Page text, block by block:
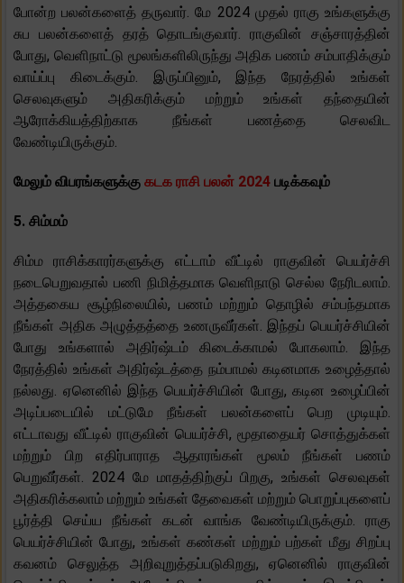
போன்ற பலன்களைத் தருவார். மே 2024 முதல் ராகு உங்களுக்கு
சுப பலன்களைத் தரத் தொடங்குவார். ராகுவின் சஞ்சாரத்தின்
போது, ​​வெளிநாட்டு மூலங்களிலிருந்து அதிக பணம் சம்பாதிக்கும்
வாய்ப்பு கிடைக்கும். இருப்பினும், இந்த நேரத்தில் உங்கள்
செலவுகளும் அதிகரிக்கும் மற்றும் உங்கள் தந்தையின்
ஆரோக்கியத்திற்காக நீங்கள் பணத்தை செலவிட
வேண்டியிருக்கும்.
மேலும் விபரங்களுக்கு கடக ராசி பலன் 2024 படிக்கவும்
5. சிம்மம்
சிம்ம ராசிக்காரர்களுக்கு எட்டாம் வீட்டில் ராகுவின் பெயர்ச்சி
நடைபெறுவதால் பணி நிமித்தமாக வெளிநாடு செல்ல நேரிடலாம்.
அத்தகைய சூழ்நிலையில், பணம் மற்றும் தொழில் சம்பந்தமாக
நீங்கள் அதிக அழுத்தத்தை உணருவீர்கள். இந்தப் பெயர்ச்சியின்
போது உங்களால் அதிர்ஷ்டம் கிடைக்காமல் போகலாம். இந்த
நேரத்தில் உங்கள் அதிர்ஷ்டத்தை நம்பாமல் கடினமாக உழைத்தால்
நல்லது. ஏனெனில் இந்த பெயர்ச்சியின் போது, ​​கடின உழைப்பின்
அடிப்படையில் மட்டுமே நீங்கள் பலன்களைப் பெற முடியும்.
எட்டாவது வீட்டில் ராகுவின் பெயர்ச்சி, மூதாதையர் சொத்துக்கள்
மற்றும் பிற எதிர்பாராத ஆதாரங்கள் மூலம் நீங்கள் பணம்
பெறுவீர்கள். 2024 மே மாதத்திற்குப் பிறகு, உங்கள் செலவுகள்
அதிகரிக்கலாம் மற்றும் உங்கள் தேவைகள் மற்றும் பொறுப்புகளைப்
பூர்த்தி செய்ய நீங்கள் கடன் வாங்க வேண்டியிருக்கும். ராகு
பெயர்ச்சியின் போது, ​​உங்கள் கண்கள் மற்றும் பற்கள் மீது சிறப்பு
கவனம் செலுத்த அறிவுறுத்தப்படுகிறது, ஏனெனில் ராகுவின்